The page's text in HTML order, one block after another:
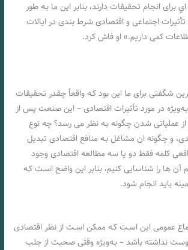
برای انجام تحقیقات دارند، بنابر این ما بـه طور
اجتماعی و اقتصادی شرط بندی در ایالات
کمی داریم.» او فاش کرد.
شگفتی برای ما این بود کـه واقعاً چقدر تحقیقات
در مورد تأثیرات اقتصادی – این صنعت پس از
عملیاتی شدن چگونه بـه نظر می رسد؟ چه نوع
و چگونه ان مشاغل بـه منافع اقتصادی تبدیل
کلمه فقط دو یا سه مطالعه اقتصادی وجود
آن ها را شناسایی کنیم، بنابر این واضح اسـت کـه
باید انجام شود.
عمومی این اسـت کـه ممکن اسـت از نظر اقتصادی
نداشته باشد – بـه‌ویژه وقتی صحبت از جلب